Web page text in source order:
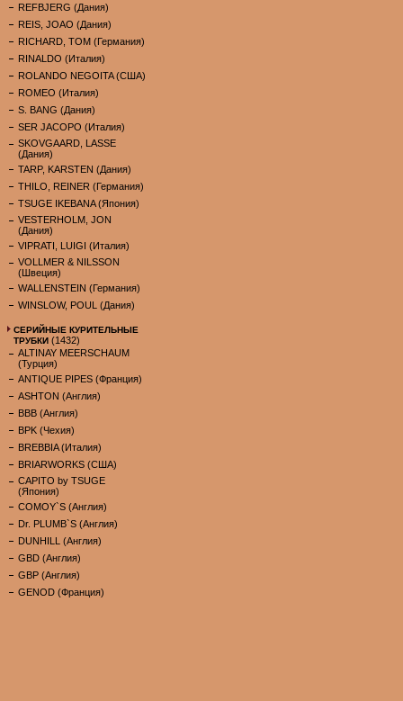
REFBJERG (Дания)
REIS, JOAO (Дания)
RICHARD, TOM (Германия)
RINALDO (Италия)
ROLANDO NEGOITA (США)
ROMEO (Италия)
S. BANG (Дания)
SER JACOPO (Италия)
SKOVGAARD, LASSE
(Дания)
TARP, KARSTEN (Дания)
THILO, REINER (Германия)
TSUGE IKEBANA (Япония)
VESTERHOLM, JON
(Дания)
VIPRATI, LUIGI (Италия)
VOLLMER & NILSSON
(Швеция)
WALLENSTEIN (Германия)
WINSLOW, POUL (Дания)
СЕРИЙНЫЕ КУРИТЕЛЬНЫЕ
ТРУБКИ (1432)
ALTINAY MEERSCHAUM
(Турция)
ANTIQUE PIPES (Франция)
ASHTON (Англия)
BBB (Англия)
BPK (Чехия)
BREBBIA (Италия)
BRIARWORKS (США)
CAPITO by TSUGE
(Япония)
COMOY`S (Англия)
Dr. PLUMB`S (Англия)
DUNHILL (Англия)
GBD (Англия)
GBP (Англия)
GENOD (Франция)